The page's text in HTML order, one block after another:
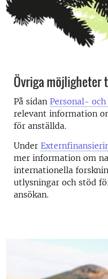
Övriga möjligheter
På sidan Personal-
relevant information
för anställda.
Under
mer information om
internationella
utlysningar och stöd
ansökan.